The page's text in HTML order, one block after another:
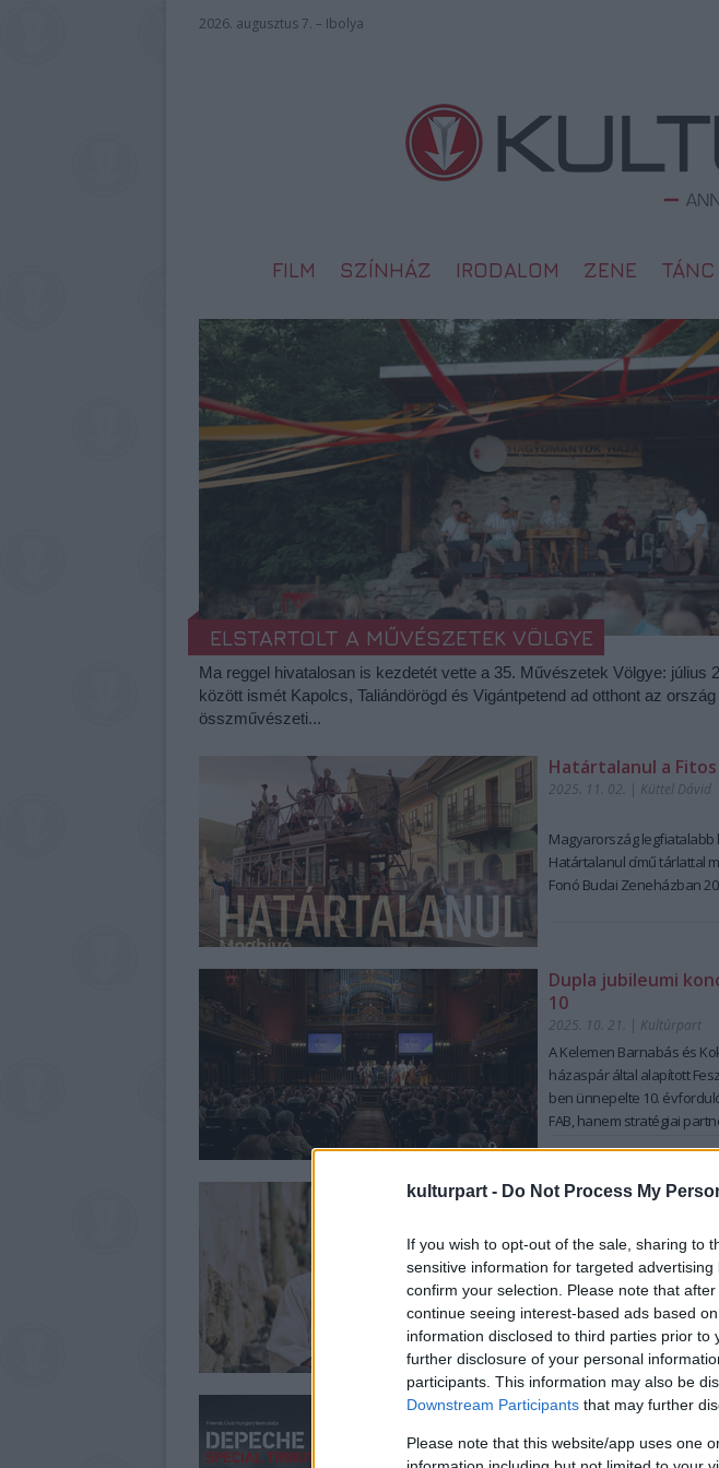
kulturpart - Do Not Process My
If you wish to opt-out of the sale, sharing to
sensitive information for targeted
confirm your selection. Please note that
continue seeing interest-based ads based
information disclosed to third parties prior
further disclosure of your personal
participants. This information may also be
Downstream Participants that may further
Please note that this website/app uses one
2026. augusztus 7. – Ibolya
FILM SZÍNHÁZ IRODALOM ZENE TÁNC
ELSTARTOLT A MŰVÉSZETEK VÖLGYE
Ma reggel hivatalosan is kezdetét vette a 35. Művészetek Völgye: július
között ismét Kapolcs, Taliándörögd és Vigántpetend ad otthont az
összművészeti...
Határtalanul a
2025. 11. 02. | Küttel Dávid
Magyarország
Határtalanul című tárlattal
Fonó Budai Zeneházban
körutazástPapp Kornél
mutatják meg, melyek a
készültek. A társulat
darabot, és ahogy azt már
lendületes élő
Az előadás mottója a
egyben, melyetKányádi
akár a bőrt a testemen
meggyötörten is gyönyörű
számban édessé ízesül
vannak vidékek legbelül”
A társulat17 előadást tart
megcélozva. Az előző
idén ezek továbbjátszása
balladafriss
Baxtale! - Legyetek
elhagyók emlékére
produkciói.
A társulat kiemelt
Dupla jubileumi
10
2025. 10. 21. | Kultúrpart
A Kelemen Barnabás és
házaspár által alapított
ben ünnepelte 10.
FAB, hanem stratégiai
életében is mérföldkő,
20 éves fennállását.
Dongó a
Szokolay Dongó Balázs
nagymestere, emellett
Karakteres játéka, egyedi
szólói rengeteg alkotó
pontot. Születésnapi
jelenleg is aktív formációit
nélkül.
Túlvilági
MVM Dome-ban